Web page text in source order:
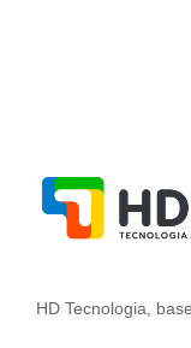
HD Tecnologia,